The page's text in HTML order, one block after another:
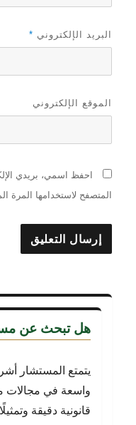
البريد الإلكتروني *
الموقع الإلكتروني
احفظ اسمي، بريدي
المتصفح لاستخدامها المرة
هل تبحث عن
يتمتع المستشار
واسعة في مجالات
قانونية دقيقة